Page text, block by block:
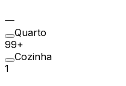
Quarto
99+
Cozinha
1